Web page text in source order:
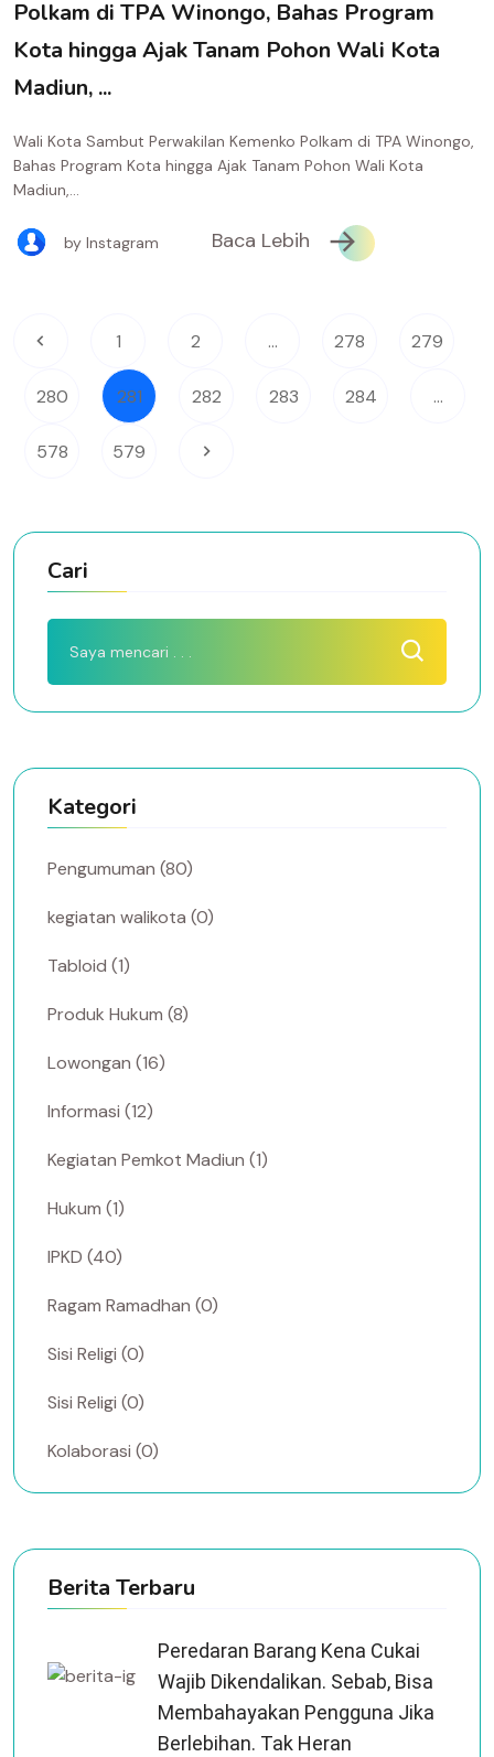
Polkam di TPA Winongo, Bahas Program
Kota hingga Ajak Tanam Pohon Wali Kota
Madiun, ...
Wali Kota Sambut Perwakilan Kemenko Polkam di TPA Winongo,
Bahas Program Kota hingga Ajak Tanam Pohon Wali Kota
Madiun,...
by Instagram Baca Lebih
1 2 ... 278 279
280 281 282 283 284 ...
578 579
Cari
Kategori
Pengumuman (80)
kegiatan walikota (0)
Tabloid (1)
Produk Hukum (8)
Lowongan (16)
Informasi (12)
Kegiatan Pemkot Madiun (1)
Hukum (1)
IPKD (40)
Ragam Ramadhan (0)
Sisi Religi (0)
Sisi Religi (0)
Kolaborasi (0)
Berita Terbaru
Peredaran Barang Kena Cukai
Wajib Dikendalikan. Sebab, Bisa
Membahayakan Pengguna Jika
Berlebihan. Tak Heran